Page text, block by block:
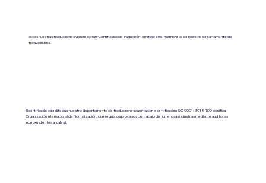
Todas nuestras traducciones vienen con un “Certificado de Traducción” emitido en el membrete de nuestro departamento de
traducciones.
El certificado acredita que nuestro departamento de traducciones cuenta con la certificación ISO 9001:2018 (ISO significa
Organización Internacional de Normalización, que regula los procesos de trabajo de numerosas industrias mediante auditorías
independientes anuales).